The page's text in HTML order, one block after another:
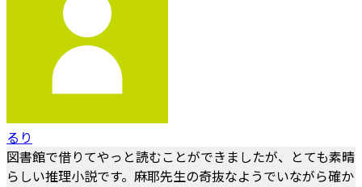
るり
図書館で借りてやっと読むことができましたが、とても素晴
らしい推理小説です。麻耶先生の奇抜なようでいながら確か